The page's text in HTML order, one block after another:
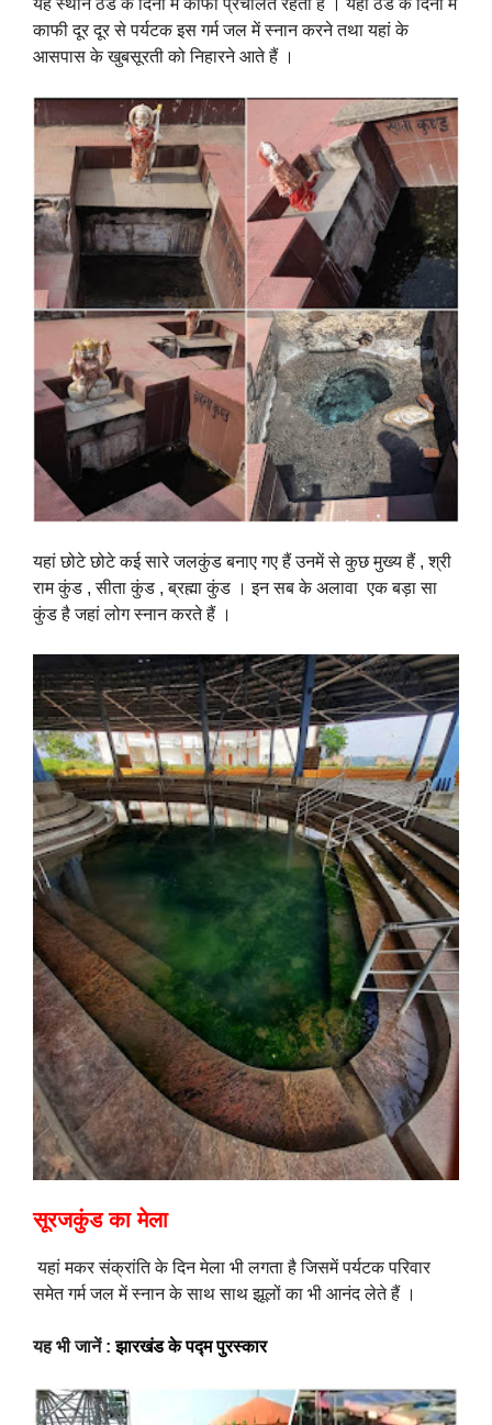
यह स्थान ठंड के दिनों में काफी प्रचलित रहता है । यहां ठंड के दिनों में
काफी दूर दूर से पर्यटक इस गर्म जल में स्नान करने तथा यहां के
आसपास के खुबसूरती को निहारने आते हैं ।
यहां छोटे छोटे कई सारे जलकुंड बनाए गए हैं उनमें से कुछ मुख्य हैं , श्री
राम कुंड , सीता कुंड , ब्रह्मा कुंड । इन सब के अलावा एक बड़ा सा
कुंड है जहां लोग स्नान करते हैं ।
सूरजकुंड का मेला
यहां मकर संक्रांति के दिन मेला भी लगता है जिसमें पर्यटक परिवार
समेत गर्म जल में स्नान के साथ साथ झूलों का भी आनंद लेते हैं ।
यह भी जानें :झारखंड के पद्म पुरस्कार